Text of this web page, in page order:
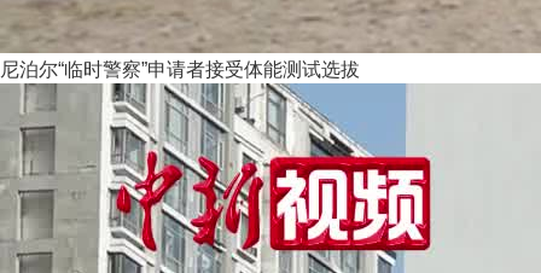
尼泊尔“临时警察”申请者接受体能测试选拔